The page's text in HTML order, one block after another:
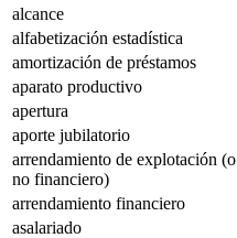
alcance
alfabetización estadística
amortización de préstamos
aparato productivo
apertura
aporte jubilatorio
arrendamiento de explotación (o
no financiero)
arrendamiento financiero
asalariado